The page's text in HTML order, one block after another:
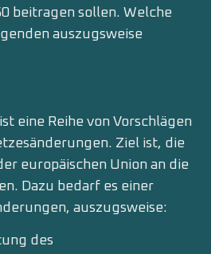
beitragen sollen. Welche
auszugsweise
eine Reihe von Vorschlägen
Ziel ist, die
europäischen Union an die
Dazu bedarf es einer
auszugsweise:
des